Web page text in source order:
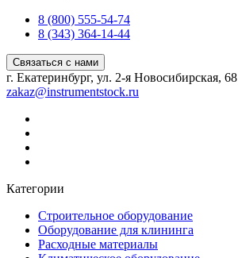
8 (800) 555-54-74
8 (343) 364-14-44
Связаться с нами
г. Екатеринбург, ул. 2-я Новосибирская, 68
zakaz@instrumentstock.ru
Категории
Строительное оборудование
Оборудование для клининга
Расходные материалы